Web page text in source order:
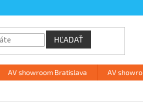
HĽADAŤ
AV showroom Bratislava AV